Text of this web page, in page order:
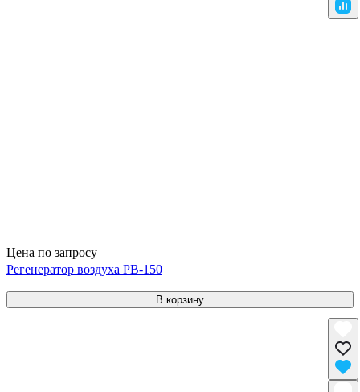
Цена по запросу
Регенератор воздуха РВ-150
В корзину